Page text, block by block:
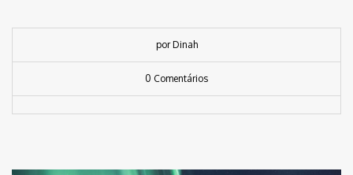
por Dinah
0 Comentários